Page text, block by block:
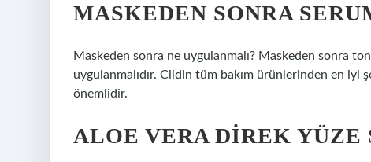
MASKEDEN SONRA
Maskeden sonra ne uygulanmalı? Maskeden sonra
uygulanmalıdır. Cildin tüm bakım ürünlerinden en iyi
önemlidir.
ALOE VERA DIREK YÜZE